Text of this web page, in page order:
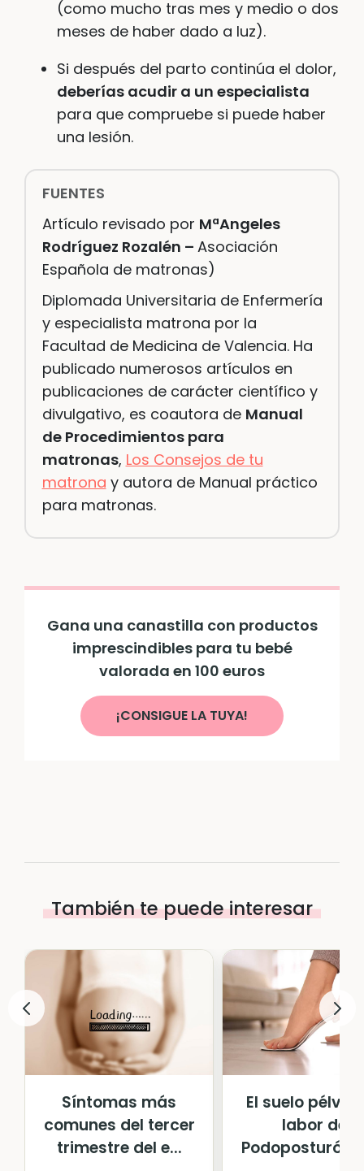
(como mucho tras mes y medio o dos
meses de haber dado a luz).
Si después del parto continúa el dolor,
deberías acudir a un especialista
para que compruebe si puede haber
una lesión.
FUENTES
Artículo revisado por MªAngeles
Rodríguez Rozalén – Asociación
Española de matronas)
Diplomada Universitaria de Enfermería
y especialista matrona por la
Facultad de Medicina de Valencia. Ha
publicado numerosos artículos en
publicaciones de carácter científico y
divulgativo, es coautora de Manual
de Procedimientos para
matronas, Los Consejos de tu
matrona y autora de Manual práctico
para matronas.
Gana una canastilla con productos
imprescindibles para tu bebé
valorada en 100 euros
¡CONSIGUE LA TUYA!
También te puede interesar
Síntomas más
comunes del tercer
trimestre del e...
El suelo
labor del